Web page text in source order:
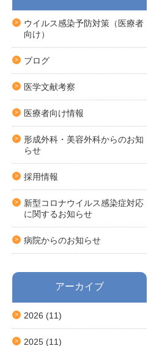
ウイルス感染予防対策（医療者
向け）
ブログ
医学文献考察
医療者向け情報
形成外科・美容外科からのお知
らせ
採用情報
新型コロナウイルス感染症対応
に関するお知らせ
病院からのお知らせ
アーカイブ
2026 (11)
2025 (11)